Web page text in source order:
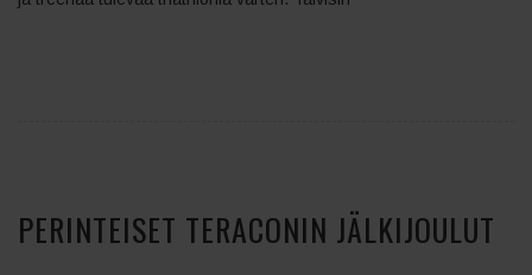
PERINTEISET TERACONIN JÄLKIJOULUT